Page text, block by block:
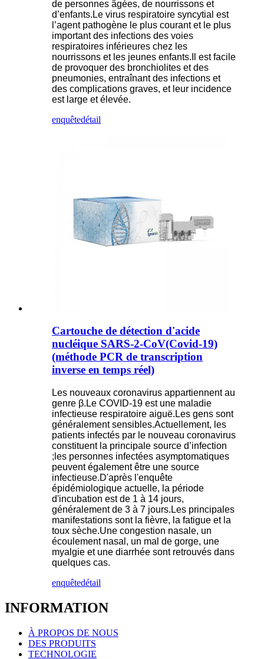
de personnes âgées, de nourrissons et
d’enfants.Le virus respiratoire syncytial est
l’agent pathogène le plus courant et le plus
important des infections des voies
respiratoires inférieures chez les
nourrissons et les jeunes enfants.Il est facile
de provoquer des bronchiolites et des
pneumonies, entraînant des infections et
des complications graves, et leur incidence
est large et élevée.
enquêtedétail
Cartouche de détection d'acide
nucléique SARS-2-CoV(Covid-19)
(méthode PCR de transcription
inverse en temps réel)
Les nouveaux coronavirus appartiennent au
genre β.Le COVID-19 est une maladie
infectieuse respiratoire aiguë.Les gens sont
généralement sensibles.Actuellement, les
patients infectés par le nouveau coronavirus
constituent la principale source d’infection
;les personnes infectées asymptomatiques
peuvent également être une source
infectieuse.D'après l'enquête
épidémiologique actuelle, la période
d'incubation est de 1 à 14 jours,
généralement de 3 à 7 jours.Les principales
manifestations sont la fièvre, la fatigue et la
toux sèche.Une congestion nasale, un
écoulement nasal, un mal de gorge, une
myalgie et une diarrhée sont retrouvés dans
quelques cas.
enquêtedétail
INFORMATION
À PROPOS DE NOUS
DES PRODUITS
TECHNOLOGIE